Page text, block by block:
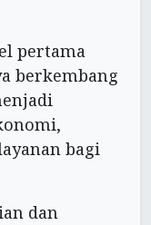
pertama
berkembang
bagi
dan